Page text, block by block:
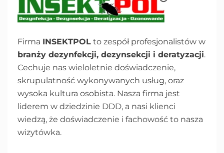
Firma INSEKTPOL to zespół profesjonalistów w
branży dezynfekcji, dezynsekcji i deratyzacji.
Cechuje nas wieloletnie doświadczenie,
skrupulatność wykonywanych usług, oraz
wysoka kultura osobista. Nasza firma jest
liderem w dziedzinie DDD, a nasi klienci
wiedzą, że doświadczenie i fachowość to nasza
wizytówka.